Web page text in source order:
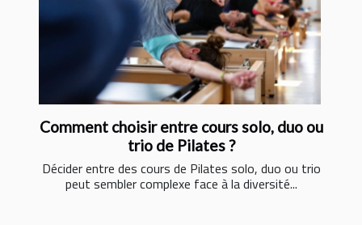
Comment choisir entre cours solo, duo ou
trio de Pilates ?
Décider entre des cours de Pilates solo, duo ou trio
peut sembler complexe face à la diversité...